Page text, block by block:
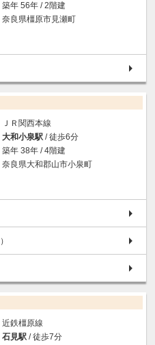
築年 56年 / 2階建
奈良県橿原市見瀬町
ＪＲ関西本線
大和小泉駅 / 徒歩6分
築年 38年 / 4階建
奈良県大和郡山市小泉町
）
近鉄橿原線
石見駅 / 徒歩7分